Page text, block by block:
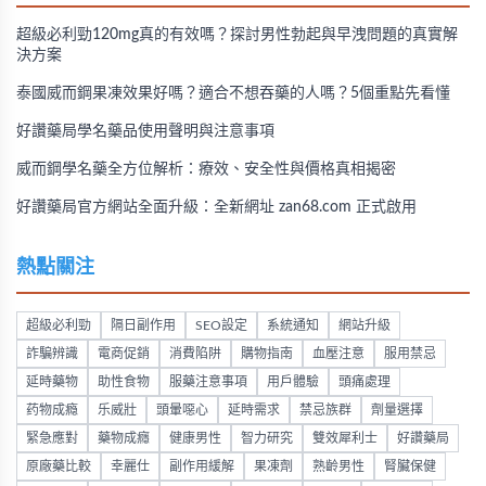
超級必利勁120mg真的有效嗎？探討男性勃起與早洩問題的真實解
決方案
泰國威而鋼果凍效果好嗎？適合不想吞藥的人嗎？5個重點先看懂
好讚藥局學名藥品使用聲明與注意事項
威而鋼學名藥全方位解析：療效、安全性與價格真相揭密
好讚藥局官方網站全面升級：全新網址 zan68.com 正式啟用
熱點關注
超級必利勁 隔日副作用 SEO設定 系統通知 網站升級
詐騙辨識 電商促銷 消費陷阱 購物指南 血壓注意 服用禁忌
延時藥物 助性食物 服藥注意事項 用戶體驗 頭痛處理
药物成瘾 乐威壯 頭暈噁心 延時需求 禁忌族群 劑量選擇
緊急應對 藥物成癮 健康男性 智力研究 雙效犀利士 好讚藥局
原廠藥比較 幸麗仕 副作用緩解 果凍劑 熟齡男性 腎臟保健